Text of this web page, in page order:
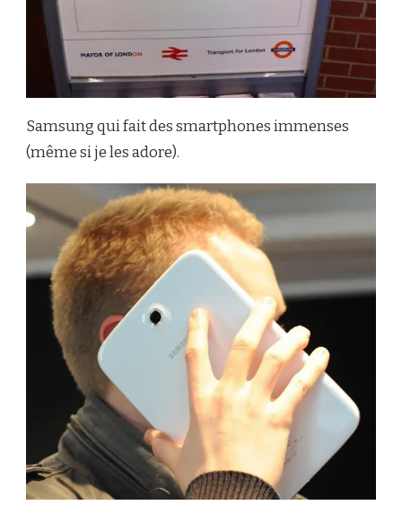
Samsung qui fait des smartphones immenses
(même si je les adore).